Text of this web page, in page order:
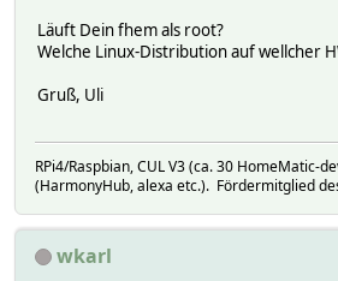
Läuft Dein fhem als root?
Welche Linux-Distribution auf wellcher
Gruß, Uli
RPi4/Raspbian, CUL V3 (ca. 30 HomeMatic-
(HarmonyHub, alexa etc.). Fördermitglied
wkarl